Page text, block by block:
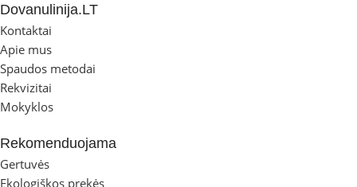
Dovanulinija.LT
Kontaktai
Apie mus
Spaudos metodai
Rekvizitai
Mokyklos
Rekomenduojama
Gertuvės
Ekologiškos prekės